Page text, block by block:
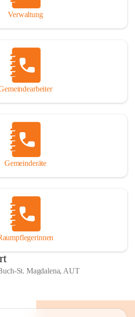
Verwaltung
Gemeinderäte
St. Magdalena, AUT